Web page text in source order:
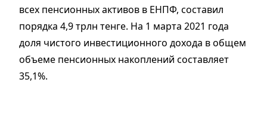
всех пенсионных активов в ЕНПФ, составил
порядка 4,9 трлн тенге. На 1 марта 2021 года
доля чистого инвестиционного дохода в общем
объеме пенсионных накоплений составляет
35,1%.